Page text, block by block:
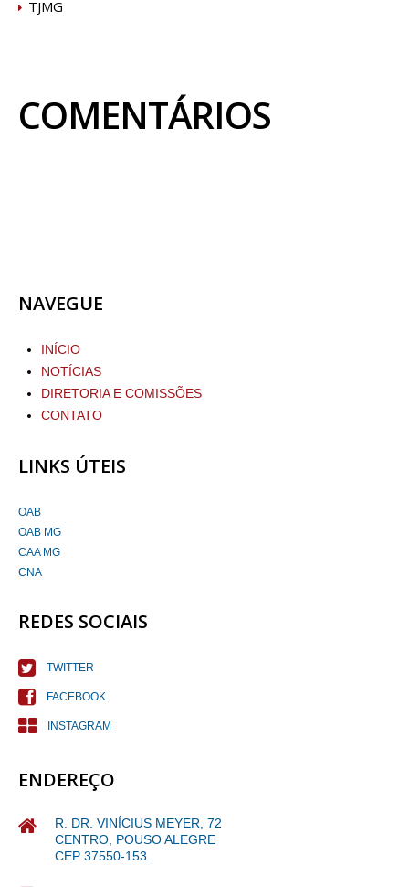
TJMG
COMENTÁRIOS
NAVEGUE
INÍCIO
NOTÍCIAS
DIRETORIA E COMISSÕES
CONTATO
LINKS ÚTEIS
OAB
OAB MG
CAA MG
CNA
REDES SOCIAIS
TWITTER
FACEBOOK
INSTAGRAM
ENDEREÇO
R. DR. VINÍCIUS MEYER, 72
CENTRO, POUSO ALEGRE
CEP 37550-153.